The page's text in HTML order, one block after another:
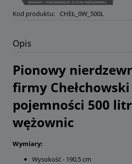
Kod produktu: CHEŁ_0W_500L
Opis
Pionowy
firmy
pojemności 500
wężownic
Wymiary:
Wysokość - 190,5 cm